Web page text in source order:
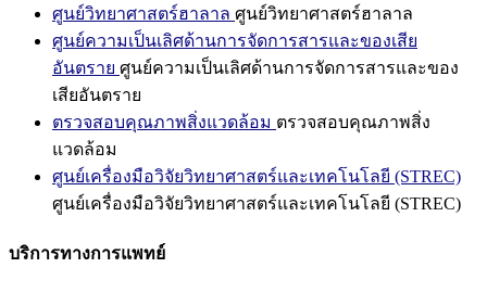
ศูนย์วิทยาศาสตร์ฮาลาล ศูนย์วิทยาศาสตร์ฮาลาล
ศูนย์ความเป็นเลิศด้านการจัดการสารและของเสีย
อันตราย ศูนย์ความเป็นเลิศด้านการจัดการสารและของ
เสียอันตราย
ตรวจสอบคุณภาพสิ่งแวดล้อม ตรวจสอบคุณภาพสิ่ง
แวดล้อม
ศูนย์เครื่องมือวิจัยวิทยาศาสตร์และเทคโนโลยี (STREC)
ศูนย์เครื่องมือวิจัยวิทยาศาสตร์และเทคโนโลยี (STREC)
บริการทางการแพทย์